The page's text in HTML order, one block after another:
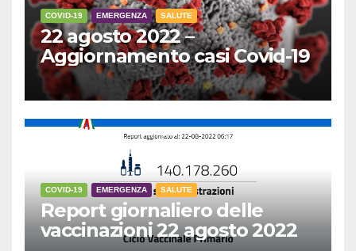
COVID-19 EMERGENZA SALUTE
22 agosto 2022 –
Aggiornamento casi Covid-19
COVID-19 EMERGENZA SALUTE
Report giornaliero delle
vaccinazioni 22 agosto 2022